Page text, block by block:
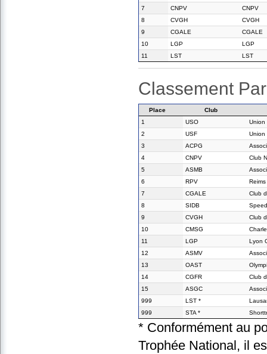
7
CNPV
CNPV
8
CVGH
CVGH
9
CGALE
CGALE
10
LGP
LGP
11
LST LST
Classement
Place
Club
1
USO
Union
2
USF
Union
3
ACPG
4
CNPV
Club
5
ASMB
6
RPV
7
CGALE
Club
8
SIDB
9
CVGH
Club
10
CMSG
11
LGP
Lyon
12
ASMV
13
OAST
14
CGFR
Club
15
ASGC
999
LST *
999
STA *
* Conformément au
Trophée National, il